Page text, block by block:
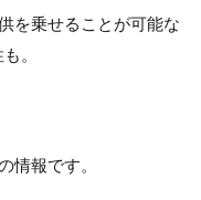
を乗せることが可能な
。
報です。